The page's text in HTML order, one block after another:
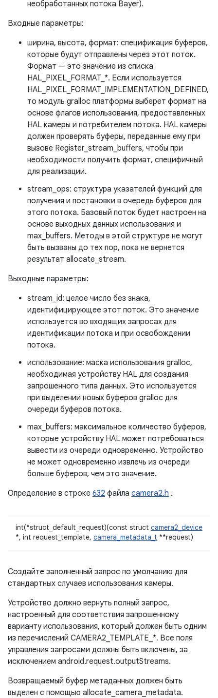
необработанных потока Bayer).
Входные параметры:
ширина, высота, формат: спецификация буферов,
которые будут отправлены через этот поток.
Формат — это значение из списка
HAL_PIXEL_FORMAT_*. Если используется
HAL_PIXEL_FORMAT_IMPLEMENTATION_DEFINED,
то модуль gralloc платформы выберет формат на
основе флагов использования, предоставленных
HAL камеры и потребителем потока. HAL камеры
должен проверять буферы, переданные ему при
вызове Register_stream_buffers, чтобы при
необходимости получить формат, специфичный
для реализации.
stream_ops: структура указателей функций для
получения и постановки в очередь буферов для
этого потока. Базовый поток будет настроен на
основе выходных данных использования и
max_buffers. Методы в этой структуре не могут
быть вызваны до тех пор, пока не вернется
результат allocate_stream.
Выходные параметры:
stream_id: целое число без знака,
идентифицирующее этот поток. Это значение
используется во входящих запросах для
идентификации потока и при освобождении
потока.
использование: маска использования gralloc,
необходимая устройству HAL для создания
запрошенного типа данных. Это используется
при выделении новых буферов gralloc для
очереди буферов потока.
max_buffers: максимальное количество буферов,
которые устройству HAL может потребоваться
вывести из очереди одновременно. Устройство
не может одновременно извлечь из очереди
больше буферов, чем это значение.
Определение в строке 632 файла camera2.h .
int(*struct_default_request)(const struct camera2_device
*, int request_template, camera_metadata_t **request)
Создайте заполненный запрос по умолчанию для
стандартных случаев использования камеры.
Устройство должно вернуть полный запрос,
настроенный для соответствия запрошенному
варианту использования, который должен быть одним
из перечислений CAMERA2_TEMPLATE_*. Все поля
управления запросами должны быть включены, за
исключением android.request.outputStreams.
Возвращаемый буфер метаданных должен быть
выделен с помощью allocate_camera_metadata.